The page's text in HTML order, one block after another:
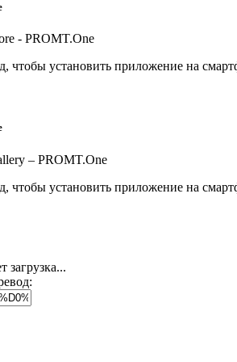
чтобы установить приложение на
чтобы установить приложение на
загрузка...